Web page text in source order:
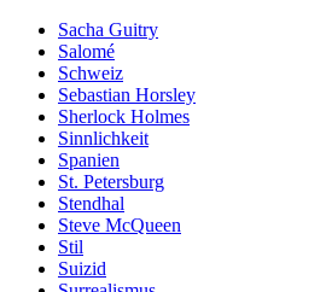
Sacha Guitry
Salomé
Schweiz
Sebastian Horsley
Sherlock Holmes
Sinnlichkeit
Spanien
St. Petersburg
Stendhal
Steve McQueen
Stil
Suizid